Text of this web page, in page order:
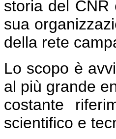
storia del
sua
della rete
Lo scopo è
al più grande
costante
scientifico e